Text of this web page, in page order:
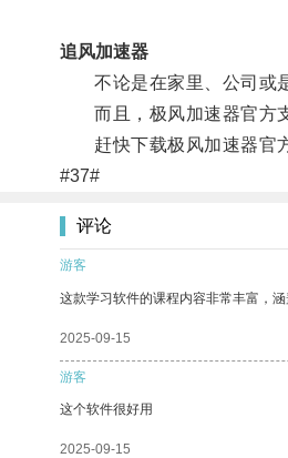
追风加速器
不论是在家里、公司或是
而且，极风加速器官方支
赶快下载极风加速器官方
#37#
评论
游客
这款学习软件的课程内容非常丰富，
2025-09-15
游客
这个软件很好用
2025-09-15